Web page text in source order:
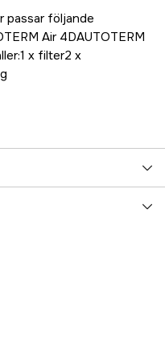
passar följande
Air 4DAUTOTERM
x filter2 x
5000038053